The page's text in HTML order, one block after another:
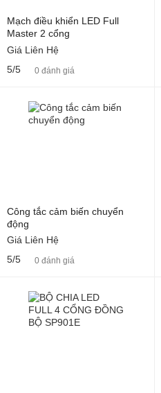
Mạch điều khiển LED Full
Master 2 cổng
Giá Liên Hệ
5/5
0 đánh giá
Công tắc cảm biến chuyển
động
Giá Liên Hệ
5/5
0 đánh giá